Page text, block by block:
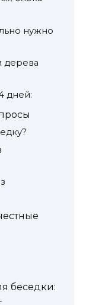
нужно
дерева
дней:
беседки: